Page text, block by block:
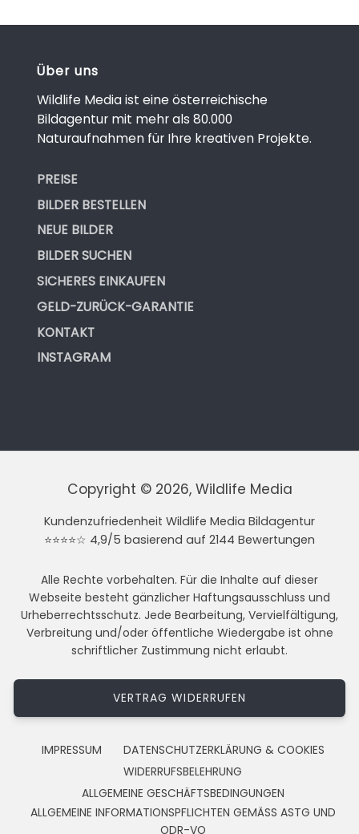
Über uns
Wildlife Media ist eine österreichische
Bildagentur mit mehr als 80.000
Naturaufnahmen für Ihre kreativen Projekte.
PREISE
BILDER BESTELLEN
NEUE BILDER
BILDER SUCHEN
SICHERES EINKAUFEN
GELD-ZURÜCK-GARANTIE
KONTAKT
INSTAGRAM
Copyright © 2026, Wildlife Media
Kundenzufriedenheit Wildlife Media Bildagentur
⭐⭐⭐⭐☆ 4,9/5 basierend auf 2144 Bewertungen
Alle Rechte vorbehalten. Für die Inhalte auf dieser
Webseite besteht gänzlicher Haftungsausschluss und
Urheberrechtsschutz. Jede Bearbeitung, Vervielfältigung,
Verbreitung und/oder öffentliche Wiedergabe ist ohne
schriftlicher Zustimmung nicht erlaubt.
VERTRAG WIDERRUFEN
IMPRESSUM
DATENSCHUTZERKLÄRUNG & COOKIES
WIDERRUFSBELEHRUNG
ALLGEMEINE GESCHÄFTSBEDINGUNGEN
ALLGEMEINE INFORMATIONSPFLICHTEN GEMÄSS ASTG UND
ODR-VO